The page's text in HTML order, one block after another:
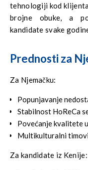
tehnologiji kod
brojne obuke, a
kandidate svake
Prednosti za
Za Njemačku:
Popunjavanje
Stabilnost HoReCa
Povećanje kvalitete
Multikulturalni
Za kandidate iz Kenije: